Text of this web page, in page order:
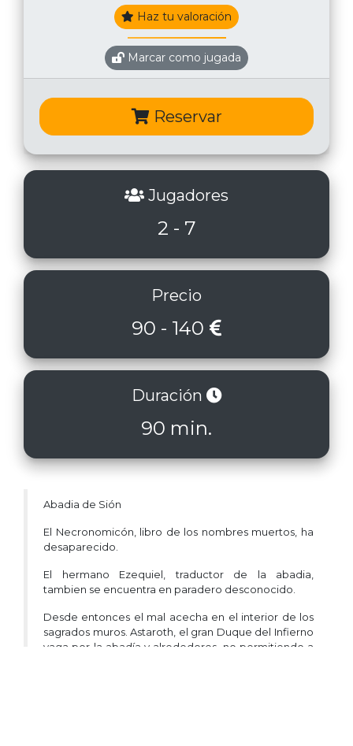
Haz tu valoración
Marcar como jugada
Reservar
Jugadores
2 - 7
Precio
90 - 140
Duración
90 min.
Abadia de Sión
El Necronomicón, libro de los nombres muertos, ha
desaparecido.
El hermano Ezequiel, traductor de la abadia,
tambien se encuentra en paradero desconocido.
Desde entonces el mal acecha en el interior de los
sagrados muros. Astaroth, el gran Duque del Infierno
vaga por la abadía y alrededores, no permitiendo a